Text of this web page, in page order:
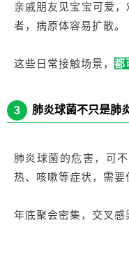
亲戚朋友见宝宝可爱
者，病原体容易扩散。
这些日常接触场景， 都
3 肺炎球菌不只是肺
肺炎球菌的危害，可
热、咳嗽等症状，需要
年底聚会密集，交叉